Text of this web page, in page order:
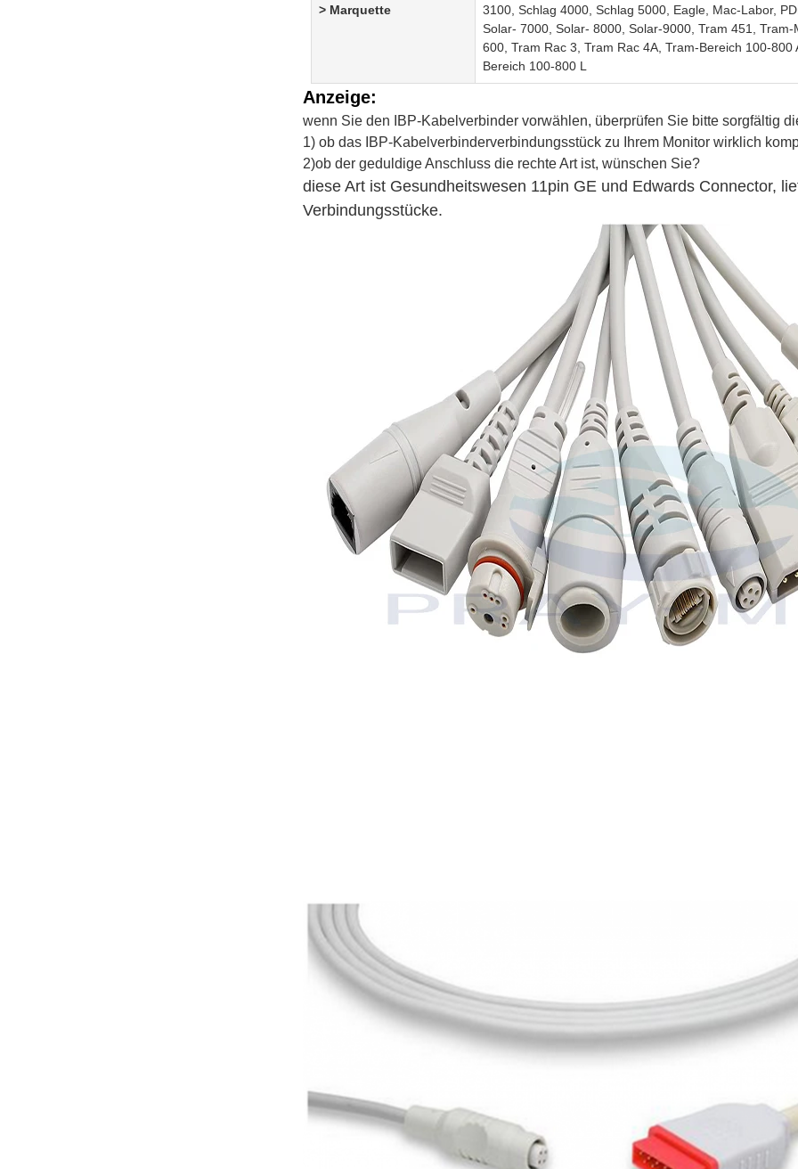
> Marquette
3100, Schlag 4000, Schlag 5000, Eagle, Mac-Labor,
Solar- 7000, Solar- 8000, Solar-9000, Tram 451, Tram-
600, Tram Rac 3, Tram Rac 4A, Tram-Bereich 100-800
Bereich 100-800 L
Anzeige:
wenn Sie den IBP-Kabelverbinder vorwählen, überprüfen Sie bitte sorgfältig
1) ob das IBP-Kabelverbinderverbindungsstück zu Ihrem Monitor wirklich
2)ob der geduldige Anschluss die rechte Art ist, wünschen Sie?
diese Art ist Gesundheitswesen 11pin GE und Edwards Connector,
Verbindungsstücke.